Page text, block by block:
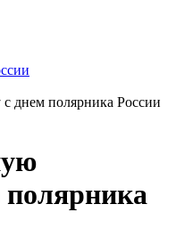
днем полярника России